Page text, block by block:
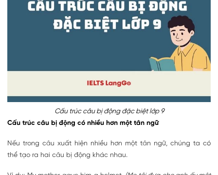
Cấu trúc câu bị động đặc biệt lớp 9
Cấu trúc câu bị động có nhiều hơn một tân ngữ
Nếu trong câu xuất hiện nhiều hơn một tân ngữ, chúng ta có
thể tạo ra hai câu bị động khác nhau.